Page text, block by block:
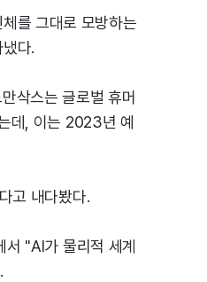
를 그대로 모방하는
다.
삭스는 글로벌 휴머
데, 이는 2023년 예
고 내다봤다.
"AI가 물리적 세계